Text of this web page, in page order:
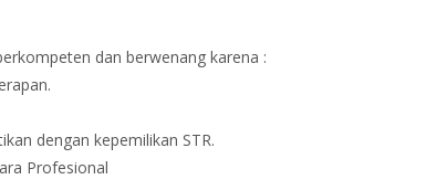
dan berwenang karena :
dengan kepemilikan STR.
Profesional